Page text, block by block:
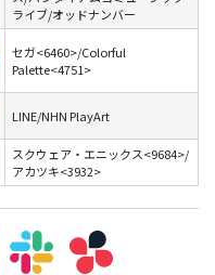
ライブ/オッドナンバー
セガ<6460>/Colorful
Palette<4751>
LINE/NHN PlayArt
スクウェア・エニックス<9684>/
アカツキ<3932>